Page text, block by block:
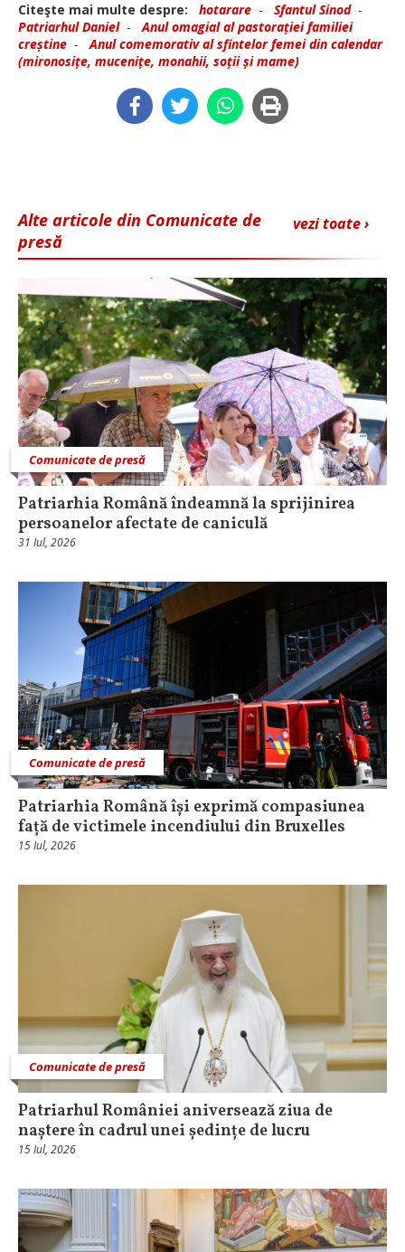
Citeşte mai multe despre: hotarare - Sfantul Sinod-
Patriarhul Daniel-Anul omagial al pastorației familiei
creștine -Anul comemorativ al sfintelor femei din calendar
(mironosițe, mucenițe, monahii, soții și mame)
vezi toate ›
Alte articole din Comunicate de
presă
Comunicate de presă
Patriarhia Română îndeamnă la sprijinirea
persoanelor afectate de caniculă
31 Iul, 2026
Comunicate de presă
Patriarhia Română își exprimă compasiunea
față de victimele incendiului din Bruxelles
15 Iul, 2026
Comunicate de presă
Patriarhul României aniversează ziua de
naștere în cadrul unei ședințe de lucru
15 Iul, 2026